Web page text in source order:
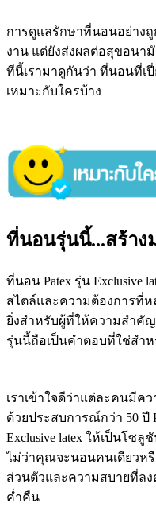
การดูแลรักษาที่นอนอย่างถู
งาน แต่ยังส่งผลต่อสุขอน
ทีนี้เรามาดูกันว่า ที่นอนที่
เหมาะกับใครบ้าง
ที่นอนรุ่นนี้...สร้าง
ที่นอน Patex รุ่น Exclusive
สไตล์และความต้องการที่ห
ยิ่งสำหรับผู้ที่ให้ความสำคั
รุ่นนี้ถือเป็นคำตอบที่ใช่ส
เราเข้าใจดีว่าแต่ละคนมีค
ด้วยประสบการณ์กว่า 50 ปี
Exclusive latex ให้เป็นโ
ไม่ว่าคุณจะนอนคนเดียวห
ส่วนตัวและความสบายที่ล
ค่ำคืน